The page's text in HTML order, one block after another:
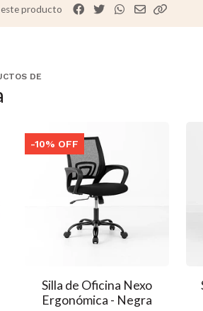
producto
DE
-10% OFF
Silla de Oficina Nexo
Ergonómica - Negra